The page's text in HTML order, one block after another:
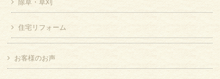
除草・草刈
住宅リフォーム
お客様のお声